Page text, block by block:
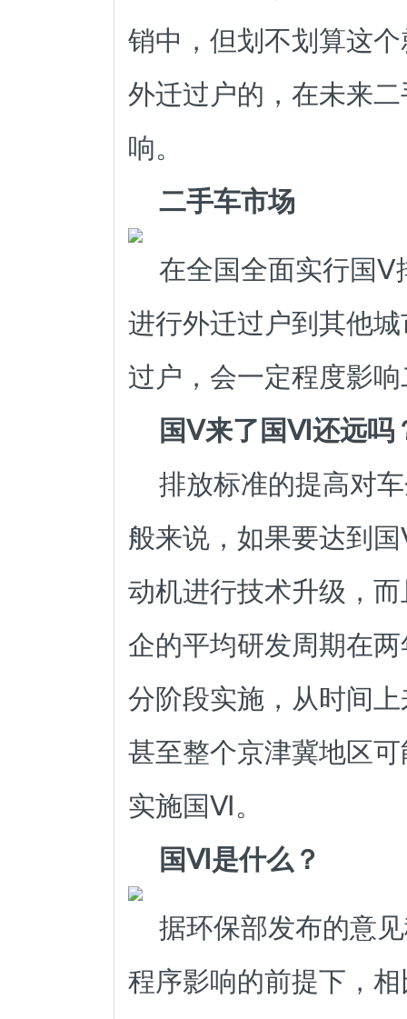
销中，但划不划算这
外迁过户的，在未来
响。
二手车市场
在全国全面实行国Ⅴ
进行外迁过户到其他城
过户，会一定程度影
国Ⅴ来了国Ⅵ还远吗
排放标准的提高对
般来说，如果要达到
动机进行技术升级，
企的平均研发周期在
分阶段实施，从时间
甚至整个京津冀地区
实施国Ⅵ。
国Ⅵ是什么？
据环保部发布的意
程序影响的前提下，